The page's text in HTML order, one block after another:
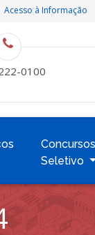
Acesso à Informação
0100
Seletivo